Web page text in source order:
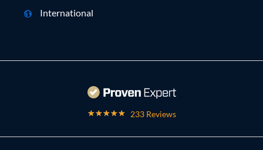
International
233 Reviews